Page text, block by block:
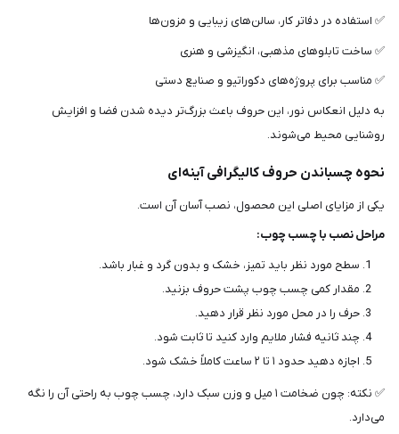
✅ استفاده در دفاتر کار، سالن‌های زیبایی و مزون‌ها
✅ ساخت تابلوهای مذهبی، انگیزشی و هنری
✅ مناسب برای پروژه‌های دکوراتیو و صنایع دستی
به دلیل انعکاس نور، این حروف باعث بزرگ‌تر دیده شدن فضا و افزایش
روشنایی محیط می‌شوند.
نحوه چسباندن حروف کالیگرافی آینه‌ای
یکی از مزایای اصلی این محصول، نصب آسان آن است.
مراحل نصب با چسب چوب:
سطح مورد نظر باید تمیز، خشک و بدون گرد و غبار باشد.
مقدار کمی چسب چوب پشت حروف بزنید.
حرف را در محل مورد نظر قرار دهید.
چند ثانیه فشار ملایم وارد کنید تا ثابت شود.
اجازه دهید حدود ۱ تا ۲ ساعت کاملاً خشک شود.
✅ نکته: چون ضخامت ۱ میل و وزن سبک دارد، چسب چوب به راحتی آن را نگه
می‌دارد.